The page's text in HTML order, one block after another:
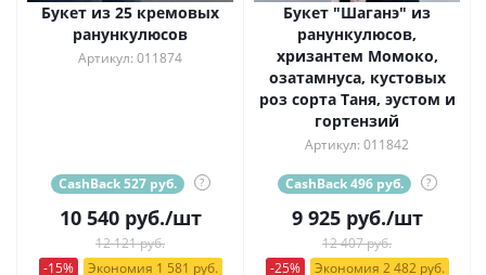
Букет из 25 кремовых
ранункулюсов
Артикул: 011874
CashBack 527 руб. ?
10 540руб./шт
12 121 руб.
-15%
Экономия 1 581 руб.
Букет "Шаганэ" из
ранункулюсов,
хризантем Момоко,
озатамнуса, кустовых
роз сорта Таня, эустом и
гортензий
Артикул: 011842
CashBack 496 руб. ?
9 925руб./шт
12 407 руб.
-25%
Экономия 2 482 руб.